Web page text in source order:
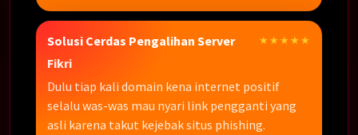
Solusi Cerdas Pengalihan Server ★★★★★
Fikri
Dulu tiap kali domain kena internet positif
selalu was-was mau nyari link pengganti yang
asli karena takut kejebak situs phishing.